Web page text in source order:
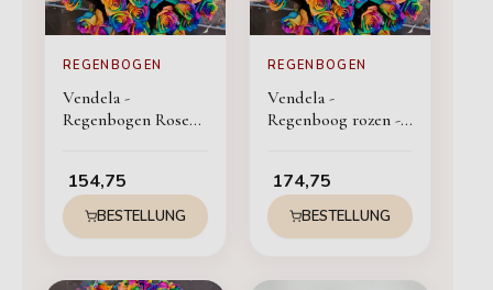
REGENBOGEN
Vendela -
Regenbogen Rosen -
154,75
BESTELLUNG
REGENBOGEN
Vendela -
Regenboog rozen -
174,75
BESTELLUNG